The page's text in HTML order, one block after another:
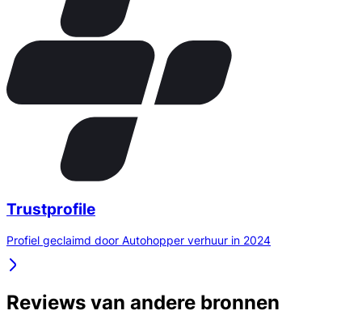
Trustprofile
Profiel geclaimd door Autohopper verhuur in 2024
Reviews van andere bronnen